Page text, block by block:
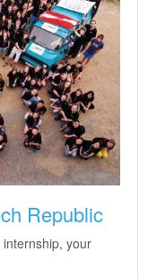
Republic
your